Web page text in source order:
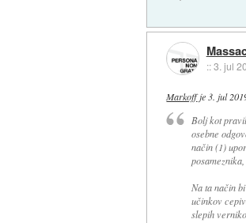
::3. jul
Markoffje 3. jul
Bolj kot
osebne
način (1)
Na ta način
učinkov
slepih